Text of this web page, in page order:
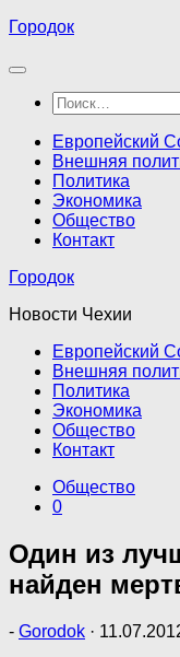
Перейти
содержимому
Городок
Найти:
Европейский
Внешняя
Политика
Экономика
Общество
Контакт
Городок
Новости Чехии
Европейский
Внешняя
Политика
Экономика
Общество
Контакт
Общество
0
Один из
найден
- Gorodok ·